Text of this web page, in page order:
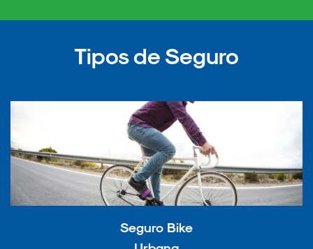
Tipos de Seguro
Seguro Bike